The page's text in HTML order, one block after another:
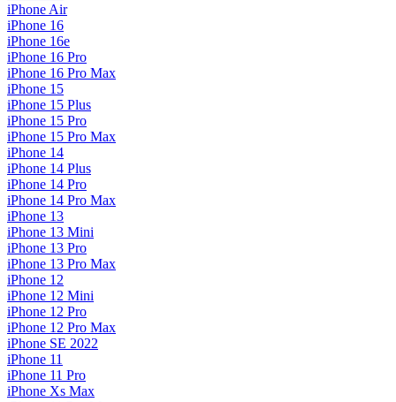
iPhone Air
iPhone 16
iPhone 16e
iPhone 16 Pro
iPhone 16 Pro Max
iPhone 15
iPhone 15 Plus
iPhone 15 Pro
iPhone 15 Pro Max
iPhone 14
iPhone 14 Plus
iPhone 14 Pro
iPhone 14 Pro Max
iPhone 13
iPhone 13 Mini
iPhone 13 Pro
iPhone 13 Pro Max
iPhone 12
iPhone 12 Mini
iPhone 12 Pro
iPhone 12 Pro Max
iPhone SE 2022
iPhone 11
iPhone 11 Pro
iPhone Xs Max